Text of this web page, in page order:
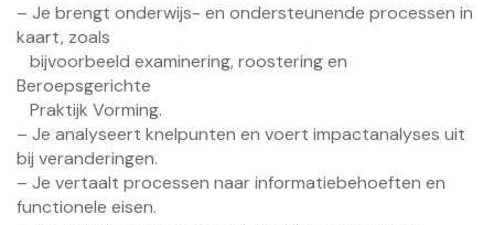
– Je brengt onderwijs- en ondersteunende processen in
kaart, zoals
bijvoorbeeld examinering, roostering en
Beroepsgerichte
Praktijk Vorming.
– Je analyseert knelpunten en voert impactanalyses uit
bij veranderingen.
– Je vertaalt processen naar informatiebehoeften en
functionele eisen.